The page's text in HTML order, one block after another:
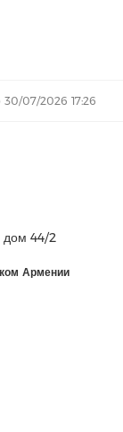
30/07/2026 17:26
дом 44/2
Армении